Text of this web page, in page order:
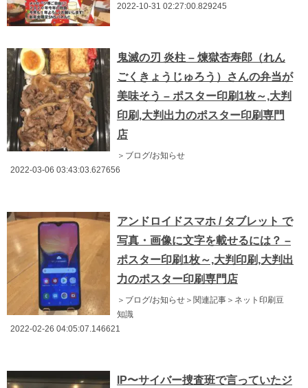
2022-10-31 02:27:00.829245
鬼滅の刃 炎柱 – 煉獄杏寿郎（れん
ごくきょうじゅろう）さんの弁当が
美味そう – ポスター印刷1枚～,大判
印刷,大判出力のポスター印刷専門
店
＞ブログ/お知らせ
2022-03-06 03:43:03.627656
アンドロイドスマホ / タブレット で
写真・画像に文字を載せるには？ –
ポスター印刷1枚～,大判印刷,大判出
力のポスター印刷専門店
＞ブログ/お知らせ＞関連記事＞ネット印刷豆
知識
2022-02-26 04:05:07.146621
IP〜サイバー捜査班で言っていたジ